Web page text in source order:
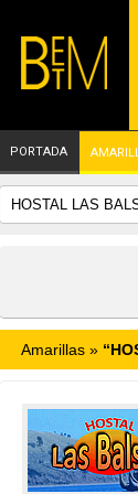
PORTADA
Amarillas »